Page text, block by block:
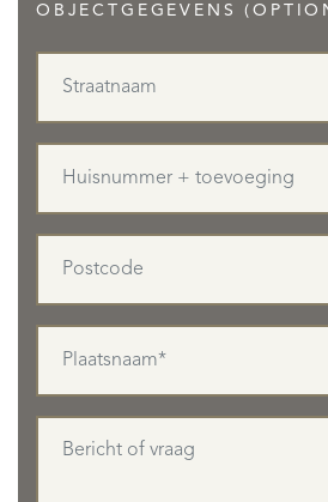
OBJECTGEGEVENS
OVER QUALIS